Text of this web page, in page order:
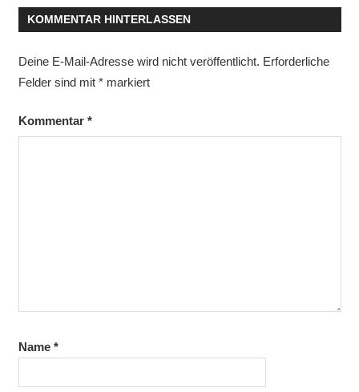
KOMMENTAR HINTERLASSEN
Deine E-Mail-Adresse wird nicht veröffentlicht. Erforderliche
Felder sind mit *markiert
Kommentar *
Name *